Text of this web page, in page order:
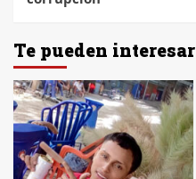
Te pueden interesar